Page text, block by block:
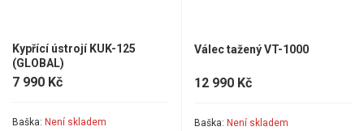
Kypřící ústrojí KUK-125
(GLOBAL)
7 990 Kč
Baška: Není skladem
Válec tažený VT-1000
12 990 Kč
Baška: Není skladem